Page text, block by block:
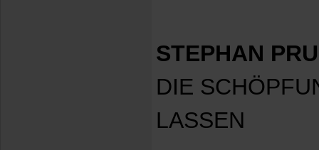
STEPHAN
DIE
LASSEN